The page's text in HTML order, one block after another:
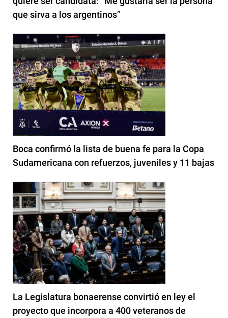
que sirva a los argentinos”
Boca confirmó la lista de buena fe para la Copa
Sudamericana con refuerzos, juveniles y 11 bajas
La Legislatura bonaerense convirtió en ley el
proyecto que incorpora a 400 veteranos de